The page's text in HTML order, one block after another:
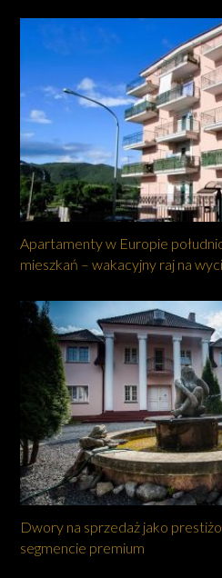
Apartamenty w Europie
mieszkań – wakacyjny raj na
Dwory na sprzedaż jako
segmencie premium